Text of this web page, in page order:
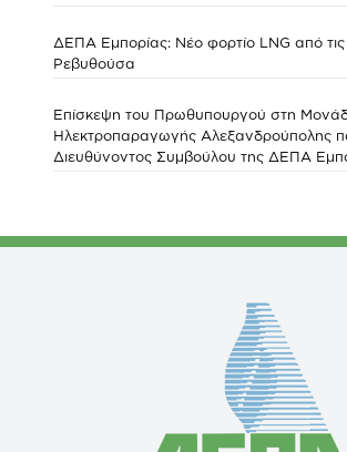
ΔΕΠΑ Εμπορίας: Νέο φορτίο LNG από
Ρεβυθούσα
Επίσκεψη του Πρωθυπουργού στη
Ηλεκτροπαραγωγής Αλεξανδρούπολης
Διευθύνοντος Συμβούλου της ΔΕΠΑ